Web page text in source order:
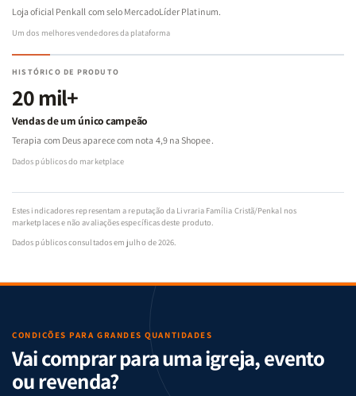
Loja oficial Penkall com selo MercadoLíder Platinum.
Um dos melhores vendedores da plataforma
HISTÓRICO DE PRODUTO
20 mil+
Vendas de um único campeão
Terapia com Deus aparece com nota 4,9 na Shopee.
Dados públicos do marketplace
Estes indicadores representam a reputação da Livraria Família Cristã/Penkal nos
marketplaces e não avaliações específicas deste produto.
Dados públicos consultados em julho de 2026.
CONDIÇÕES PARA GRANDES QUANTIDADES
Vai comprar para uma igreja, evento
ou revenda?